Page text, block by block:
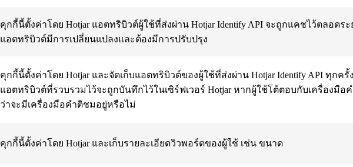
คุกกี้นี้ตั้งค่าโดย Hotjar แอตทริบิวต์ผู้ใช้ที่ส่งผ่าน Hotjar Identify API จะถูกแคชไว้ตลอดร
แอตทริบิวต์มีการเปลี่ยนแปลงและต้องมีการปรับปรุง
คุกกี้นี้ตั้งค่าโดย Hotjar และจัดเก็บแอตทริบิวต์ของผู้ใช้ที่ส่งผ่าน Hotjar Identify API ทุกค
แอตทริบิวต์ที่รวบรวมไว้จะถูกบันทึกไว้ในเซิร์ฟเวอร์ Hotjar หากผู้ใช้โต้ตอบกับเครื่องมื
ว่าจะมีเครื่องมือคำติชมอยู่หรือไม่
คุกกี้นี้ตั้งค่าโดย Hotjar และเก็บรายละเอียดวิวพอร์ตของผู้ใช้ เช่น ขนาด